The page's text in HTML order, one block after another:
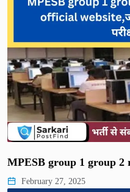
MPESB group 1 group
February 27, 2025